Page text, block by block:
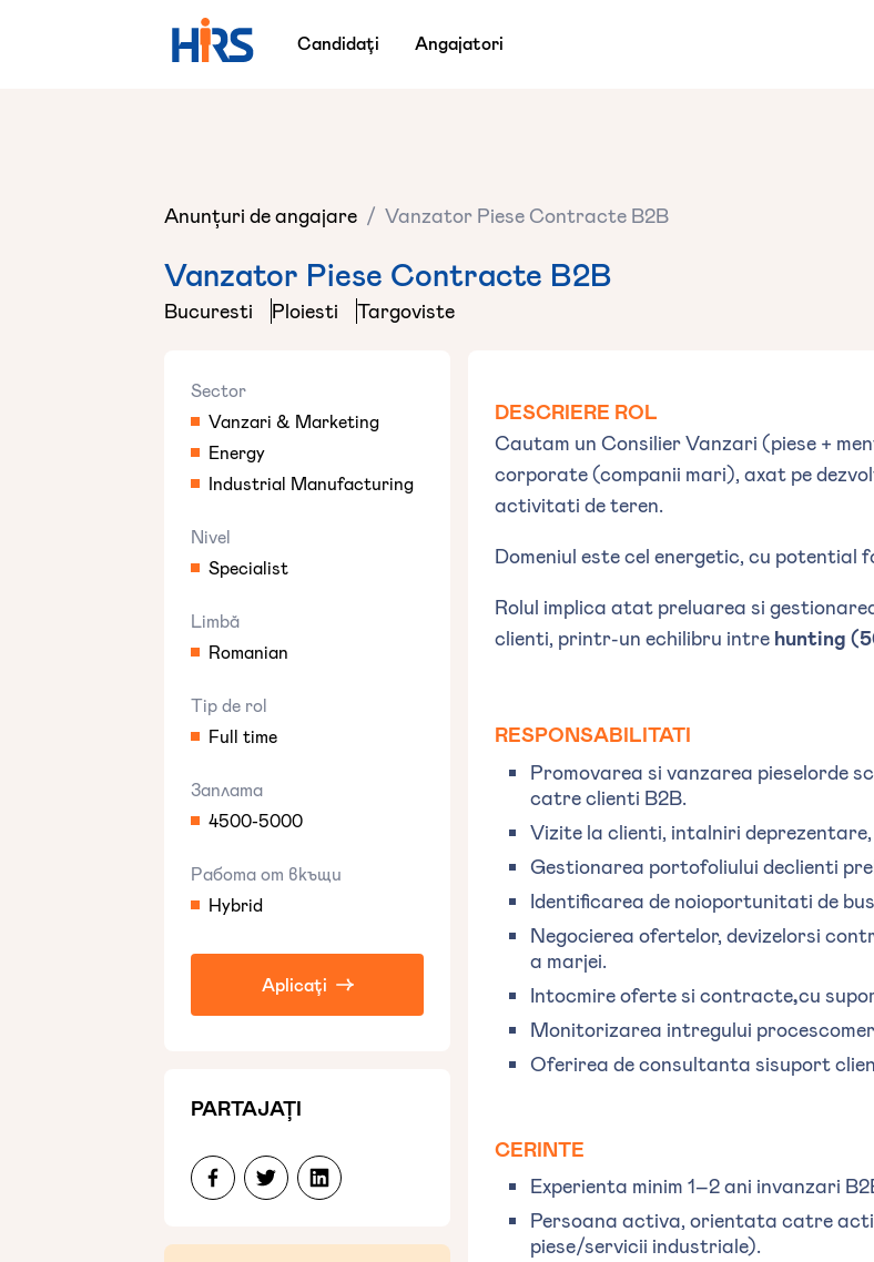
Candidați Angajatori
Anunțuri de angajare / Vanzator Piese Contracte B2B
Vanzator Piese Contracte B2B
Bucuresti Ploiesti Targoviste
Sector
Vanzari & Marketing
Energy
Industrial Manufacturing
Nivel
Specialist
Limbă
Romanian
Tip de rol
Full time
Заплата
4500-5000
Работа от вкъщи
Hybrid
Aplicați
PARTAJAȚI
DESCRIERE ROL
Cautam un Consilier Vanzari (piese +
corporate (companii mari), axat pe
activitati de teren.
Domeniul este cel energetic, cu
Rolul implica atat preluarea si
clienti, printr-un echilibru intre hunting
RESPONSABILITATI
Promovarea si vanzarea pieselorde
catre clienti B2B.
Vizite la clienti, intalniri
Gestionarea portofoliului declienti
Identificarea de noioportunitati de
Negocierea ofertelor, devizelorsi
a marjei.
Intocmire oferte si contracte,cu
Monitorizarea intregului
Oferirea de consultanta sisuport
CERINTE
Experienta minim 1–2 ani invanzari
Persoana activa, orientata catre
piese/servicii industriale).